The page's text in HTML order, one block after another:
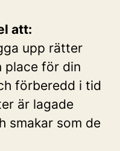
att:
upp rätter
place för din
förberedd i tid
är lagade
smakar som de